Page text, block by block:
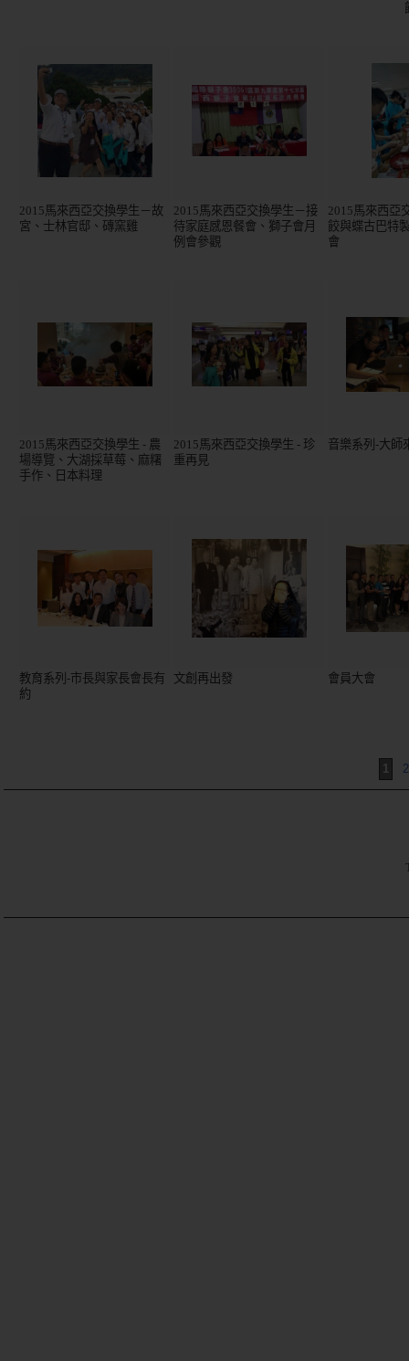
2015馬來西亞交換學生－故
宮、士林官邸、磚窯雞
2015馬來西亞交換學生－接
待家庭感恩餐會、獅子會月
例會參觀
2015馬來西亞
餃與蝶古巴特
會
2015馬來西亞交換學生 - 農
場導覽、大湖採草莓、麻糬
手作、日本料理
2015馬來西亞交換學生 - 珍
重再見
音樂系列-大師
教育系列-市長與家長會長有
約
文創再出發 會員大會
1 2